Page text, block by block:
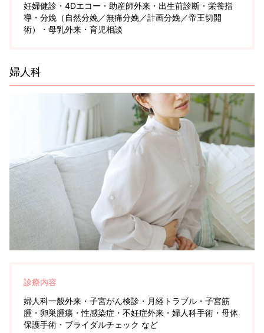
妊婦健診・4Dエコー・助産師外来・出生前診断・栄養指
導・分娩（自然分娩／無痛分娩／計画分娩／帝王切開
術）・母乳外来・育児相談
婦人科
診療内容
婦人科一般外来・子宮がん検診・月経トラブル・子宮筋
腫・卵巣腫瘍・性感染症・不妊症外来・婦人科手術・母体
保護手術・ブライダルチェック など